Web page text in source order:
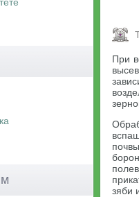
При
зяби